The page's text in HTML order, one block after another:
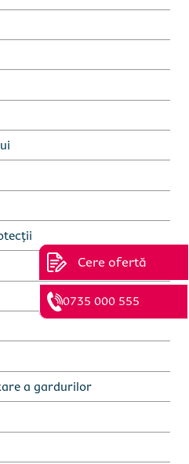
a gardurilor
Cere ofertă
0735 000 555